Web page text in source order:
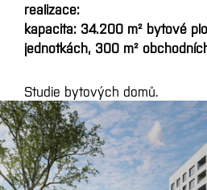
realizace:
kapacita: 34.200 m² bytové
jednotkách, 300 m²
Studie bytových domů.